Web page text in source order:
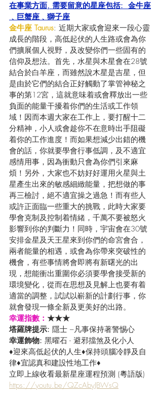
在事業方面, 需要留意的星座包括:  金牛座
﹑巨蟹座﹑獅子座
金牛座 Taurus: 近期大家或會迎來一段心靈
成長的階段，高低起伏的人生路或會為你
們擴展個人視野，及改變你們一些固有的
信仰及想法。首先，水星與木星會在28號
結合於白羊座，而雖然說木星是吉星，但
是由於它們的結合正好觸動了掌管神秘之
事的第12宮，這就意味着或會釋放出一些
負面的能量干擾着你們的生活或工作領
域！因而本週大家在工作上，要打醒十二
分精神，小人或會趁你不在意時出手阻礙
着你的工作進度！而如果想減少出錯的機
會的話，你就要學會行事低調，及不適宜
感情用事，因為衝動只會為你們引來麻
煩！另外，大家也不妨好好運用火星與土
星產生出來的敏感細緻能量，把想做的事
再三檢討，絕不適宜操之過急！而有些人
或許正面臨一些重大的挑戰，此時大家要
學會克制及控制着情緒，千萬不要被怒火
影響到你的判斷力！同時，宇宙會在30號
安排金星及天王星來到你們的命宮會合，
兩者能量的相遇，或會為你帶來突破性的
機會，有些事情將會即將有新曙光的出
現，想能衝出重圍你必須要學會接受新的
環境變化，從而在思想及見解上也要有着
適當的調整，試試以嶄新的計劃行事，你
就會發現一條全新及更美好的出路。
幸運指數： ★★★
塔羅牌提示: 隱士 –凡事保持著警惕心
幸運飾物: 黑曜石 - 避邪擋煞及化小人
♦迎來高低起伏的人生♦保持頭腦冷靜及自
律♦宜認真和建設性地工作♦
立即上線收看最新星座運程預測 (粵語版)
https://youtu.be/QZcAbyJBWsQ